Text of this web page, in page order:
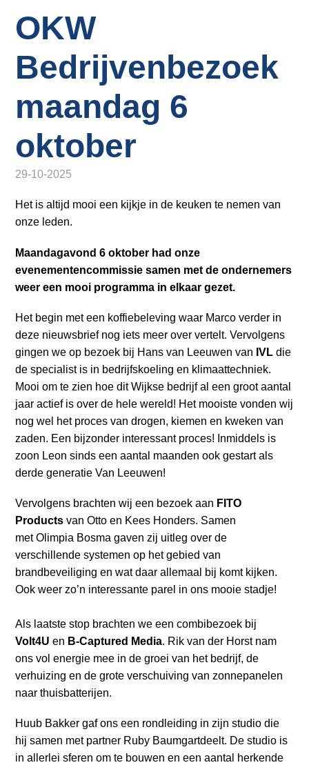
n
a
v
a
i
o
n
u
m
a
i
n
c
o
n
t
e
n
t
OKW
Bedrijvenbezoek
maandag 6
oktober
29-10-2025
Het is altijd mooi een kijkje in de keuken te nemen van
onze leden.
Maandagavond 6 oktober had onze
evenementencommissie samen met de ondernemers
weer een mooi programma in elkaar gezet.
Het begin met een koffiebeleving waar Marco verder in
deze nieuwsbrief nog iets meer over vertelt. Vervolgens
gingen we op bezoek bij Hans van Leeuwen van IVL die
de specialist is in bedrijfskoeling en klimaattechniek.
Mooi om te zien hoe dit Wijkse bedrijf al een groot aantal
jaar actief is over de hele wereld! Het mooiste vonden wij
nog wel het proces van drogen, kiemen en kweken van
zaden. Een bijzonder interessant proces! Inmiddels is
zoon Leon sinds een aantal maanden ook gestart als
derde generatie Van Leeuwen!
Vervolgens brachten wij een bezoek aan FITO
Products van Otto en Kees Honders. Samen
met Olimpia Bosma gaven zij uitleg over de
verschillende systemen op het gebied van
brandbeveiliging en wat daar allemaal bij komt kijken.
Ook weer zo’n interessante parel in ons mooie stadje!
Als laatste stop brachten we een combibezoek bij
Volt4U en B-Captured Media. Rik van der Horst nam
ons vol energie mee in de groei van het bedrijf, de
verhuizing en de grote verschuiving van zonnepanelen
naar thuisbatterijen.
Huub Bakker gaf ons een rondleiding in zijn studio die
hij samen met partner Ruby Baumgartdeelt. De studio is
in allerlei sferen om te bouwen en een aantal herkende